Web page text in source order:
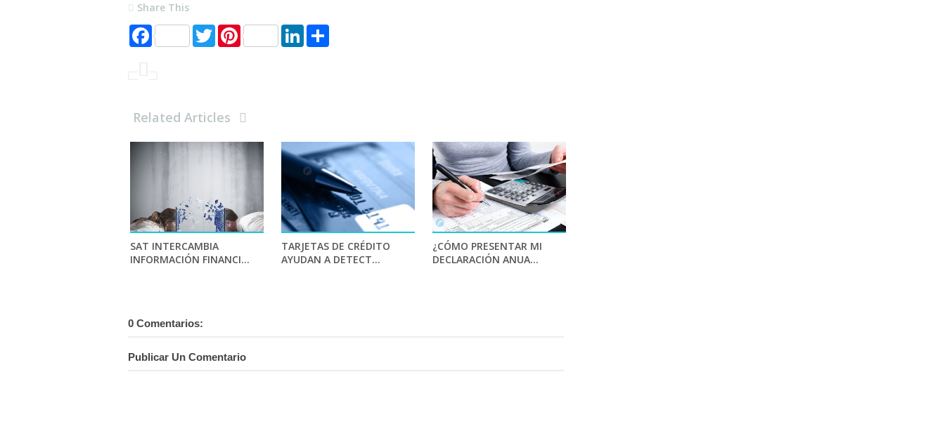
Share This
F
a
b
T
w
P
i
t
L
Related Articles
SAT INTERCAMBIA
INFORMACIÓN FINANCI...
TARJETAS DE CRÉDITO
AYUDAN A DETECT...
¿CÓMO PRESENTAR MI
DECLARACIÓN ANUA...
0 Comentarios:
Publicar Un Comentario